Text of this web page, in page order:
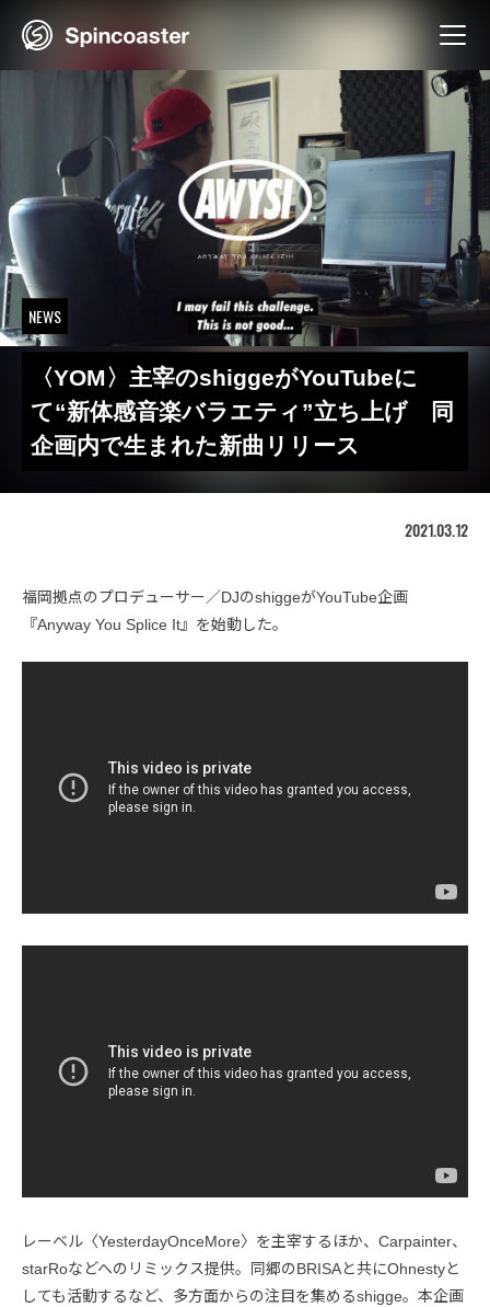
NEWS
〈YOM〉主宰のshiggeがYouTubeに
て“新体感音楽バラエティ”立ち上げ 同
企画内で生まれた新曲リリース
2021.03.12
福岡拠点のプロデューサー／DJのshiggeがYouTube企画
『Anyway You Splice It』を始動した。
レーベル〈YesterdayOnceMore〉を主宰するほか、Carpainter、
starRoなどへのリミックス提供。同郷のBRISAと共にOhnestyと
しても活動するなど、多方面からの注目を集めるshigge。本企画